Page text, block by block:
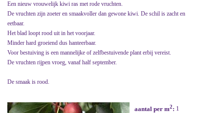
Een nieuw vrouwelijk kiwi ras met rode vruchten.
De vruchten zijn zoeter en smaakvoller dan gewone kiwi. De schil is zacht en
eetbaar.
Het blad loopt rood uit in het voorjaar.
Minder hard groeiend dus hanteerbaar.
Voor bestuiving is een mannelijke of zelfbestuivende plant erbij vereist.
De vruchten rijpen vroeg, vanaf half september.
De smaak is rood.
aantal per m2: 1